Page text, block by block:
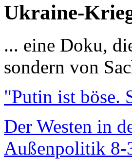
Ukraine-
... eine Doku,
sondern von
"Putin ist böse.
Der Westen in
Außenpolitik 8-